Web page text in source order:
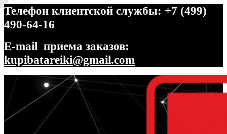
Телефон клиентской службы: +7 (499)
490-64-16
E-mail приема заказов:
kupibatareiki@gmail.com
Перейти
навигации
Перейти
содержимому